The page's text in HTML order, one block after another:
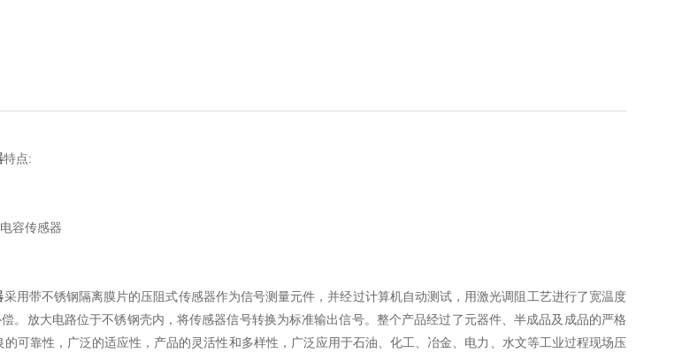
特点:
容传感器
采用带不锈钢隔离膜片的压阻式传感器作为信号测量元件，并经过计算机自动测试，用激光调阻工艺进行了宽温度
。放大电路位于不锈钢壳内，将传感器信号转换为标准输出信号。整个产品经过了元器件、半成品及成品的严格
可靠性，广泛的适应性，产品的灵活性和多样性，广泛应用于石油、化工、冶金、电力、水文等工业过程现场压